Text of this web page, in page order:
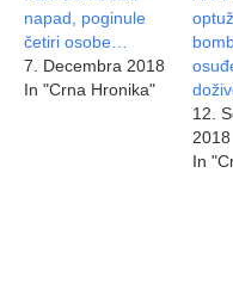
napad, poginule
četiri osobe…
7. Decembra 2018
In "Crna Hronika"
12.
2018
In